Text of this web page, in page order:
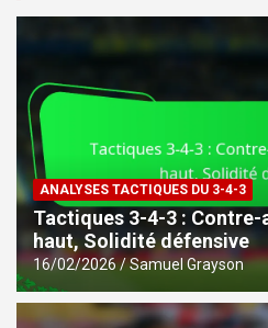
ANALYSES TACTIQUES DU 3-4-3
Tactiques 3-4-3 :
haut, Solidité défensive
16/02/2026 Samuel Grayson